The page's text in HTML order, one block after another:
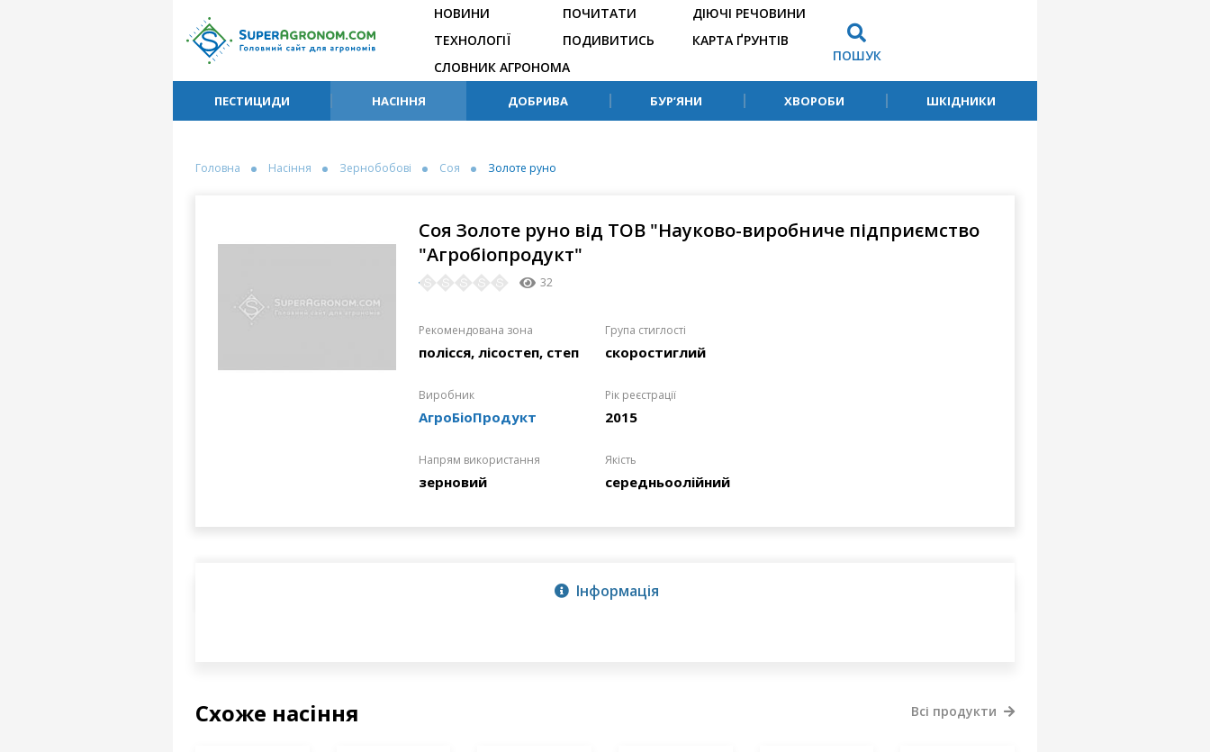
НОВИНИ
ТЕХНОЛОГІЇ
ПОЧИТАТИ
ПОДИВИТИСЬ
ДІЮЧІ РЕЧОВИНИ
КАРТА ҐРУНТІВ
СЛОВНИК АГРОНОМА
ПОШУК
ПЕСТИЦИДИ НАСІННЯ ДОБРИВА БУР’ЯНИ ХВОРОБИ ШКІДНИКИ
Головна Насіння Зернобобові Соя Золоте руно
Соя Золоте руно від ТОВ "Науково-виробниче підприємство
"Агробіопродукт"
32
Рекомендована зона
полісся, лісостеп, степ
Група стиглості
скоростиглий
Виробник
АгроБіоПродукт
Рік реєстрації
2015
Напрям використання
зерновий
Якість
середньоолійний
Інформація
Схоже насіння Всі продукти